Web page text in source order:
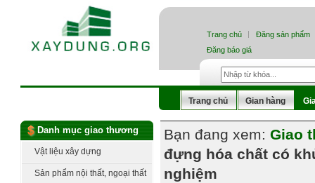
Trang chủ
Đăng sản phẩm
Đăng báo giá
Trang chủ Gian hàng
Danh mục giao thương
Vật liệu xây dựng
Sản phẩm nội thất, ngoại thất
Bạn đang xem: Giao
đựng hóa chất có
nghiệm